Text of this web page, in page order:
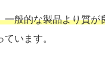
一般的な製品より質が
ています。